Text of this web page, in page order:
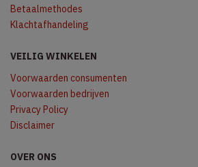
Betaalmethodes
Klachtafhandeling
VEILIG WINKELEN
Voorwaarden consumenten
Voorwaarden bedrijven
Privacy Policy
Disclaimer
OVER ONS